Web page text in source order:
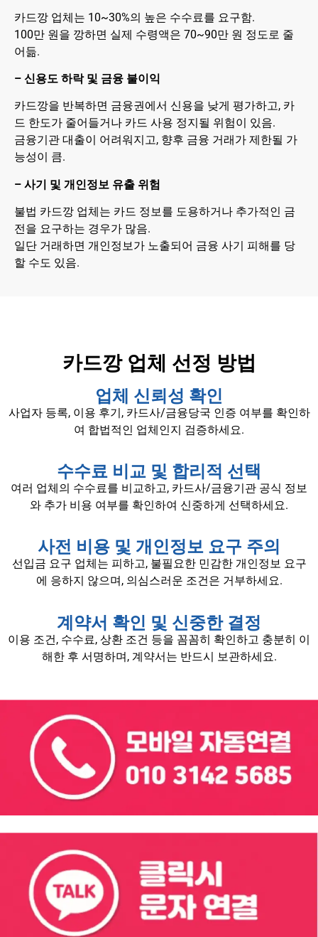
카드깡 업체는 10~30%의 높은 수수료를 요구함.
100만 원을 깡하면 실제 수령액은 70~90만 원 정도로 줄
어듦.
– 신용도 하락 및 금융 불이익
카드깡을 반복하면 금융권에서 신용을 낮게 평가하고, 카
드 한도가 줄어들거나 카드 사용 정지될 위험이 있음.
금융기관 대출이 어려워지고, 향후 금융 거래가 제한될 가
능성이 큼.
– 사기 및 개인정보 유출 위험
불법 카드깡 업체는 카드 정보를 도용하거나 추가적인 금
전을 요구하는 경우가 많음.
일단 거래하면 개인정보가 노출되어 금융 사기 피해를 당
할 수도 있음.
카드깡 업체 선정 방법
업체 신뢰성 확인
사업자 등록, 이용 후기, 카드사/금융당국 인증 여부를 확인하
여 합법적인 업체인지 검증하세요.
수수료 비교 및 합리적 선택
여러 업체의 수수료를 비교하고, 카드사/금융기관 공식 정보
와 추가 비용 여부를 확인하여 신중하게 선택하세요.
사전 비용 및 개인정보 요구 주의
선입금 요구 업체는 피하고, 불필요한 민감한 개인정보 요구
에 응하지 않으며, 의심스러운 조건은 거부하세요.
계약서 확인 및 신중한 결정
이용 조건, 수수료, 상환 조건 등을 꼼꼼히 확인하고 충분히 이
해한 후 서명하며, 계약서는 반드시 보관하세요.